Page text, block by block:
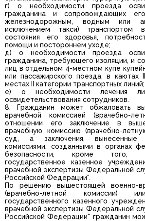
г) о необходимости проезда
гражданина и сопровождающих
железнодорожным, водным или
исключением такси) транспортом
состояния его здоровья,
помощи и постороннем уходе;
д) о необходимости проезда
гражданина, требующего изоляции, и
лиц в отдельном 4-местном купе
или пассажирского поезда, в каютах
местах II категории транспортных линий;
е) о необходимости лечения
освидетельствования сотрудников.
8. Гражданин может обжаловать
врачебной комиссией (врачебно-
отношении его заключение в
врачебную комиссию (врачебно-
суд, а заключения, вынесенные
комиссиями, созданными в органах
безопасности, кроме того,
государственное казенное
врачебной экспертизы Федеральной
Российской Федерации".
По решению вышестоящей военно-
(врачебно-летной комиссии)
государственного казенного
врачебной экспертизы Федеральной
Российской Федерации" гражданин